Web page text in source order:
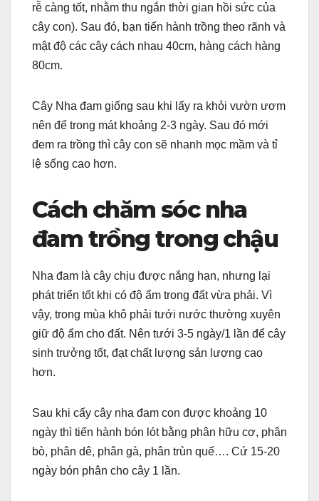
rễ càng tốt, nhằm thu ngắn thời gian hồi sức của
cây con). Sau đó, bạn tiến hành trồng theo rãnh và
mật độ các cây cách nhau 40cm, hàng cách hàng
80cm.
Cây Nha đam giống sau khi lấy ra khỏi vườn ươm
nên để trong mát khoảng 2-3 ngày. Sau đó mới
đem ra trồng thì cây con sẽ nhanh mọc mầm và tỉ
lệ sống cao hơn.
Cách chăm sóc nha
đam trồng trong chậu
Nha đam là cây chịu được nắng hạn, nhưng lại
phát triển tốt khi có độ ẩm trong đất vừa phải. Vì
vậy, trong mùa khô phải tưới nước thường xuyên
giữ độ ẩm cho đất. Nên tưới 3-5 ngày/1 lần để cây
sinh trưởng tốt, đạt chất lượng sản lượng cao
hơn.
Sau khi cấy cây nha đam con được khoảng 10
ngày thì tiến hành bón lót bằng phân hữu cơ, phân
bò, phân dê, phân gà, phân trùn quế…. Cứ 15-20
ngày bón phân cho cây 1 lần.